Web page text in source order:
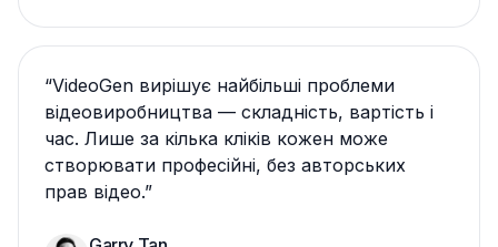
“VideoGen вирішує найбільші проблеми
відеовиробництва — складність, вартість і
час. Лише за кілька кліків кожен може
створювати професійні, без авторських
прав відео.”